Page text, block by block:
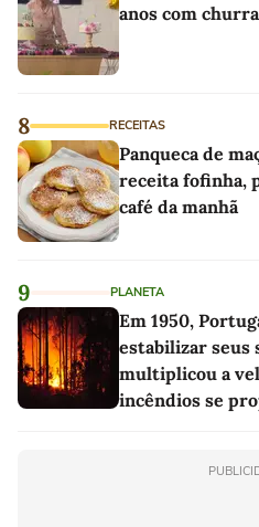
anos com
8 RECEITAS
Panqueca de
receita fofinha,
café da manhã
9 PLANETA
Em 1950,
estabilizar seus
multiplicou a
incêndios se